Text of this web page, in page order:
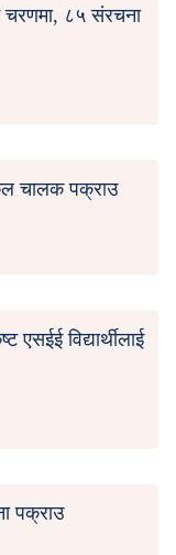
चरणमा, ८५ संरचना
चालक पक्राउ
एसईई विद्यार्थीलाई
पक्राउ